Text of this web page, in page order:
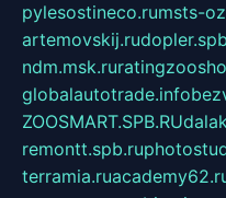
pylesostineco.rumsts-
artemovskij.ru
ndm.msk.ru
globalautotrade.info
ZOOSMART.SPB.RU
remontt.spb.ru
terramia.ru